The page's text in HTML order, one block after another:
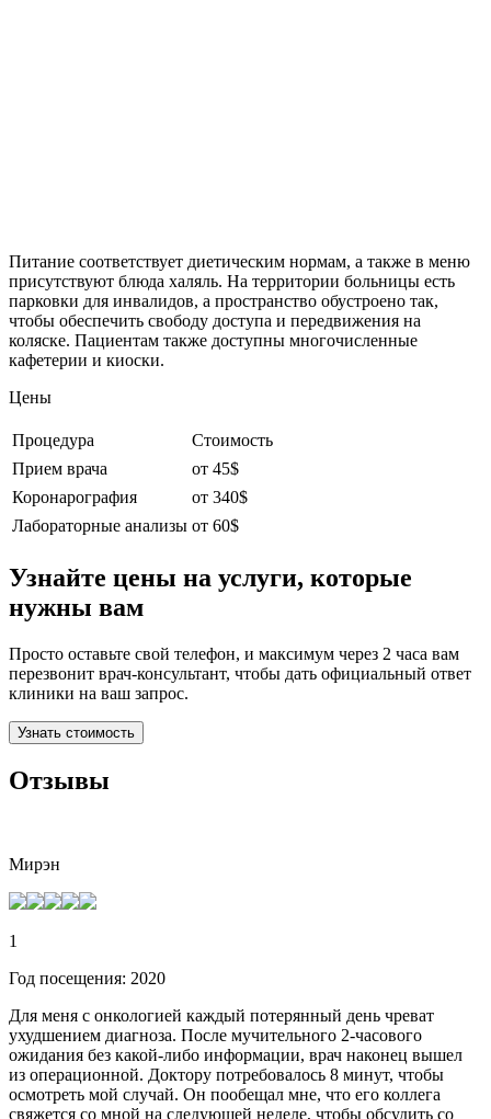
Питание соответствует диетическим нормам, а также в меню
присутствуют блюда халяль. На территории больницы есть
парковки для инвалидов, а пространство обустроено так,
чтобы обеспечить свободу доступа и передвижения на
коляске. Пациентам также доступны многочисленные
кафетерии и киоски.
Цены
Процедура
Стоимость
Прием врача
от 45$
Коронарография
от 340$
Лабораторные анализы от 60$
Узнайте цены на услуги, которые
нужны вам
Просто оставьте свой телефон, и максимум через 2 часа вам
перезвонит врач-консультант, чтобы дать официальный ответ
клиники на ваш запрос.
Узнать стоимость
Отзывы
Мирэн
1
Год посещения: 2020
Для меня с онкологией каждый потерянный день чреват
ухудшением диагноза. После мучительного 2-часового
ожидания без какой-либо информации, врач наконец вышел
из операционной. Доктору потребовалось 8 минут, чтобы
осмотреть мой случай. Он пообещал мне, что его коллега
свяжется со мной на следующей неделе, чтобы обсудить со